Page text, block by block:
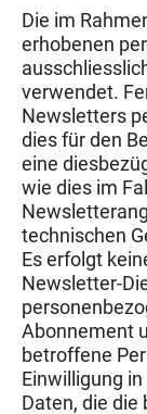
Die im
erhobenen
verwendet.
Newsletters
dies für den
eine
wie dies im
technischen
Es erfolgt
Newsletter-
Abonnement
betroffene
Einwilligung
Daten, die die